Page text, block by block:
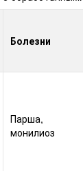
Болезни
Парша,
монилиоз